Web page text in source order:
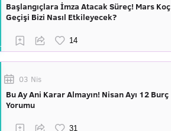
Başlangıçlara İmza Atacak Süreç! Mars Koç
Geçişi Bizi Nasıl Etkileyecek?
03 Nis
Bu Ay Ani Karar Almayın! Nisan Ayı 12 Burç
Yorumu